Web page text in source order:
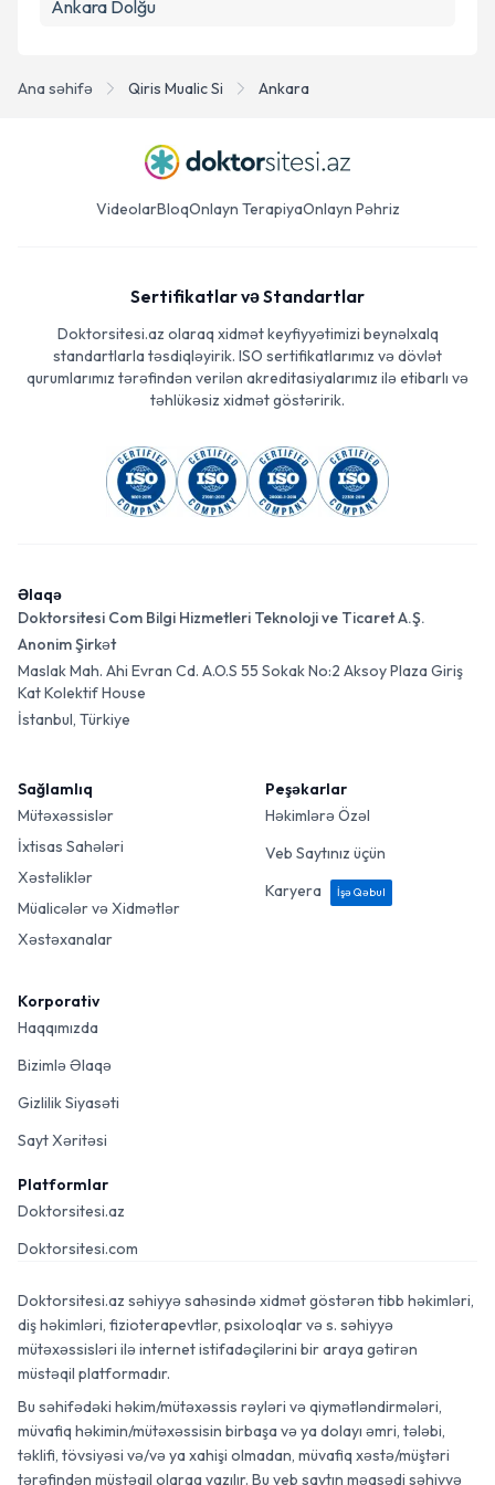
Ana səhifə Qiris Mualic Si Ankara
Ankara Dolğu
VideolarBloqOnlayn TerapiyaOnlayn Pəhriz
Sertifikatlar və Standartlar
Doktorsitesi.az olaraq xidmət keyfiyyətimizi beynəlxalq
standartlarla təsdiqləyirik. ISO sertifikatlarımız və dövlət
qurumlarımız tərəfindən verilən akreditasiyalarımız ilə etibarlı və
təhlükəsiz xidmət göstəririk.
Əlaqə
Doktorsitesi Com Bilgi Hizmetleri Teknoloji ve Ticaret A.Ş.
Anonim Şirkət
Maslak Mah. Ahi Evran Cd. A.O.S 55 Sokak No:2 Aksoy Plaza Giriş
Kat Kolektif House
İstanbul, Türkiye
Sağlamlıq
Mütəxəssislər
İxtisas Sahələri
Xəstəliklər
Müalicələr və Xidmətlər
Xəstəxanalar
Peşəkarlar
Həkimlərə Özəl
Veb Saytınız üçün
Karyera
İşə Qəbul
Korporativ
Haqqımızda
Bizimlə Əlaqə
Gizlilik Siyasəti
Sayt Xəritəsi
Platformlar
Doktorsitesi.az
Doktorsitesi.com
Doktorsitesi.az səhiyyə sahəsində xidmət göstərən tibb həkimləri,
diş həkimləri, fizioterapevtlər, psixoloqlar və s. səhiyyə
mütəxəssisləri ilə internet istifadəçilərini bir araya gətirən
müstəqil platformadır.
Bu səhifədəki həkim/mütəxəssis rəyləri və qiymətləndirmələri,
müvafiq həkimin/mütəxəssisin birbaşa və ya dolayı əmri, tələbi,
təklifi, tövsiyəsi və/və ya xahişi olmadan, müvafiq xəstə/müştəri
tərəfindən müstəqil olaraq yazılır. Bu veb saytın məqsədi səhiyyə